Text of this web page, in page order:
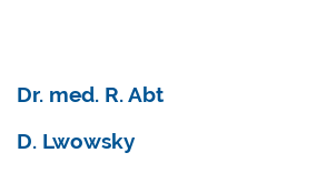
Dr. med. R. Abt
D. Lwowsky